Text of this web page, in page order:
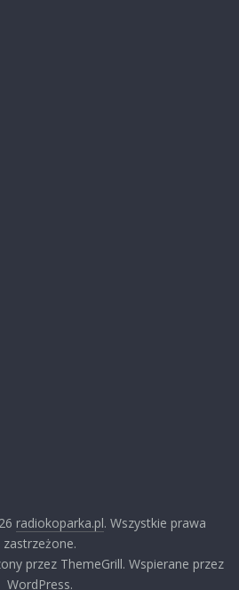
radiokoparka.pl. Wszystkie prawa
zastrzeżone.
przez ThemeGrill. Wspierane przez
WordPress.